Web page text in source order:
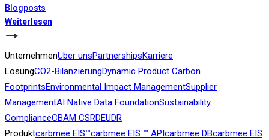
Blogposts
Weiterlesen
UnternehmenÜber unsPartnershipsKarriere
LösungCO2-BilanzierungDynamic Product Carbon
FootprintsEnvironmental Impact ManagementSupplier
ManagementAI Native Data FoundationSustainability
ComplianceCBAM CSRDEUDR
Produktcarbmee EIS™carbmee EIS ™ API carbmee DBcarbmee EIS